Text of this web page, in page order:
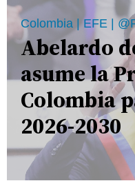
Colombia | EFE |
Abelardo
asume la
Colombia
2026-2030